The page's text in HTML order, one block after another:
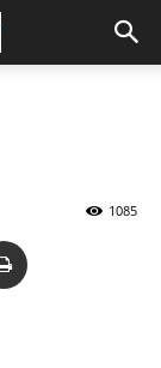
1085